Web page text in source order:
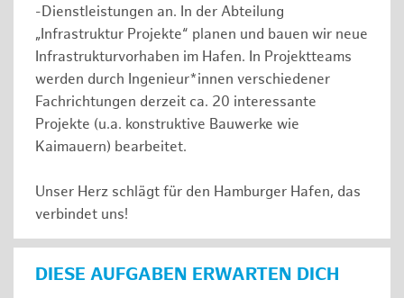
-Dienstleistungen an. In der Abteilung
„Infrastruktur Projekte“ planen und bauen wir neue
Infrastrukturvorhaben im Hafen. In Projektteams
werden durch Ingenieur*innen verschiedener
Fachrichtungen derzeit ca. 20 interessante
Projekte (u.a. konstruktive Bauwerke wie
Kaimauern) bearbeitet.
Unser Herz schlägt für den Hamburger Hafen, das
verbindet uns!
DIESE AUFGABEN ERWARTEN DICH